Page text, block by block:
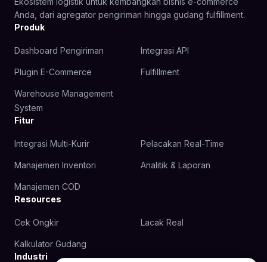
Anda, dari agregator pengiriman hingga gudang fulfillment.
Produk
Dashboard Pengiriman Integrasi API
Plugin E-Commerce Fulfillment
Warehouse Management
System
Fitur
Integrasi Multi-Kurir Pelacakan Real-Time
Manajemen Inventori Analitik & Laporan
Manajemen COD
Resources
Cek Ongkir Lacak Real
Kalkulator Gudang
Industri